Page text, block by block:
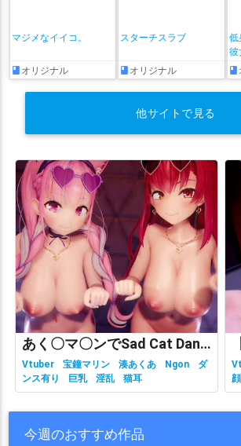
楠陰ミクサ
毬咲ぱんだ!
沙花叉クロヱ
流氷リオネ 海妹四葉 涼
潤羽るしあ
瀬戸美夜子 火威青 熊耳八八
狼ノ宮ヒナギク
獅子堂あかり
獅白ぼたん 珠乃井ナナ
田中ヒメ
町田ちま 癒月ちょこ 白上フブ
白雪みしろ
白雪巴 百鬼あやめ 皇牙サキ
相羽ういは
石神のぞみ 祈里マリヱ
稲
空星きらめ
立伝都々 竜胆尊 童田明治
紫咲シオン
紫宮るな 結城さくな
結目
綺々羅々ヴィヴィ
綺沙良 緑仙 織田信姫
羽瀬りのん
聖女れりあ 肆ノ島來世
胡
花京院ちえり
花奏かのん 花野蜜 華鏡
葉山みど
葉山舞鈴 葛葉 藍沢エマ 藤
虎金妃笑虎
蝸堂みかる 西園チグサ
西
角巻わため
赤井はあと
マジメなイイコ。
オリジナル
スターチスラブ
オリジナル
低
彼
だ
他サイトで見る
あく〇マ〇ンでSad Cat Dance
Vtuber 宝鐘マリン 湊あくあ Ngon
ダ
ンス有り
巨乳 淫乱 猫耳
顔
今週のおすすめ作品